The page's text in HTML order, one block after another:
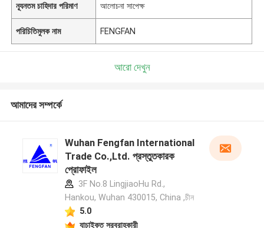
ন্যূনতম চাহিদার পরিমাণ আলোচনা সাপেক্ষ
পরিচিতিমুলক নাম FENGFAN
আরো দেখুন
আমাদের সম্পর্কে
Wuhan Fengfan International
Trade Co.,Ltd. প্রস্তুতকারক
প্রোফাইল
3F No.8 LingjiaoHu Rd.,
Hankou, Wuhan 430015, China ,চীন
5.0
যাচাইকৃত সরবরাহকারী